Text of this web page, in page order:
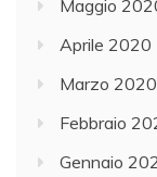
Maggio
Aprile 2020
Marzo 2020
Febbraio
Gennaio